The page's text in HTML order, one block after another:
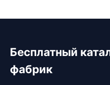
Бесплатный
фабрик